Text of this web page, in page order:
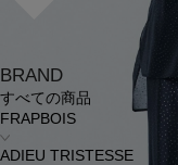
BRAND
すべての商品
FRAPBOIS
ADIEU TRISTESSE